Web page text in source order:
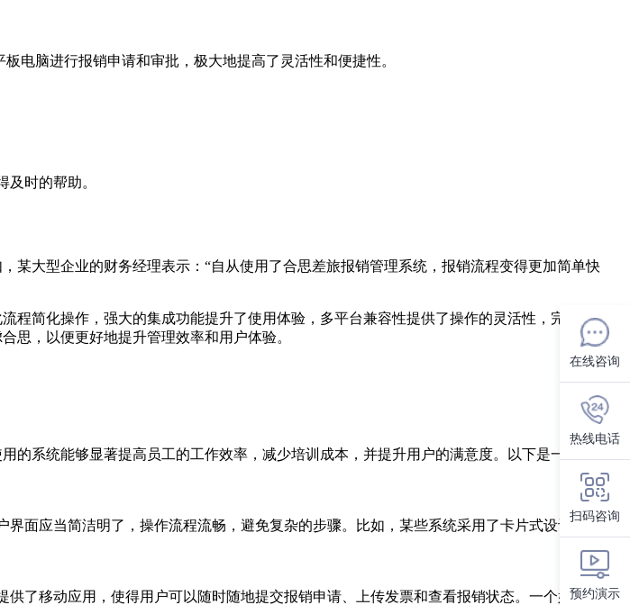
电脑进行报销申请和审批，极大地提高了灵活性和便捷性。
时的帮助。
大型企业的财务经理表示：“自从使用了合思差旅报销管理系统，报销流程变得更加简单快
简化操作，强大的集成功能提升了使用体验，多平台兼容性提供了操作的灵活性，完善的用户
思，以便更好地提升管理效率和用户体验。
系统能够显著提高员工的工作效率，减少培训成本，并提升用户的满意度。以下是一些业内领
面应当简洁明了，操作流程流畅，避免复杂的步骤。比如，某些系统采用了卡片式设计，用户
了移动应用，使得用户可以随时随地提交报销申请、上传发票和查看报销状态。一个好的系统
在线咨询
热线电话
扫码咨询
预约演示